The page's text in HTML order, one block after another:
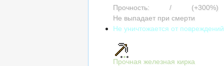
Прочность: /
(+300%)
Не выпадает при смерти
Не уничтожается от повреждений
Прочная железная кирка